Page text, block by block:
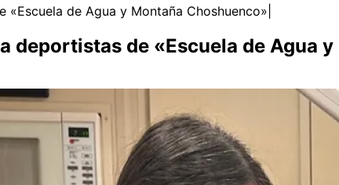
de Agua y Montaña Choshuenco»
de «Escuela de Agua